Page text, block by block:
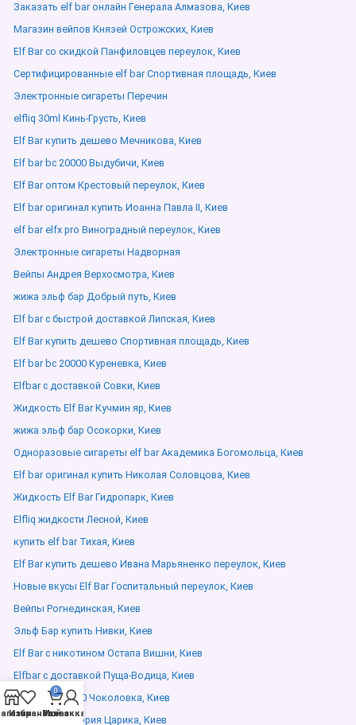
Заказать elf bar онлайн Генерала Алмазова, Киев
Магазин вейпов Князей Острожских, Киев
Elf Bar со скидкой Панфиловцев переулок, Киев
Сертифицированные elf bar Спортивная площадь, Киев
Электронные сигареты Перечин
elfliq 30ml Кинь-Грусть, Киев
Elf Bar купить дешево Мечникова, Киев
Elf bar bc 20000 Выдубичи, Киев
Elf Bar оптом Крестовый переулок, Киев
Elf bar оригинал купить Иоанна Павла ІІ, Киев
elf bar elfx pro Виноградный переулок, Киев
Электронные сигареты Надворная
Вейпы Андрея Верхосмотра, Киев
жижа эльф бар Добрый путь, Киев
Elf bar с быстрой доставкой Липская, Киев
Elf Bar купить дешево Спортивная площадь, Киев
Elf bar bc 20000 Куреневка, Киев
Elfbar с доставкой Совки, Киев
Жидкость Elf Bar Кучмин яр, Киев
жижа эльф бар Осокорки, Киев
Одноразовые сигареты elf bar Академика Богомольца, Киев
Elf bar оригинал купить Николая Соловцова, Киев
Жидкость Elf Bar Гидропарк, Киев
Elfliq жидкости Лесной, Киев
купить elf bar Тихая, Киев
Elf Bar купить дешево Ивана Марьяненко переулок, Киев
Новые вкусы Elf Bar Госпитальный переулок, Киев
Вейпы Рогнединская, Киев
Эльф Бар купить Нивки, Киев
Elf Bar с никотином Остапа Вишни, Киев
Elfbar с доставкой Пуща-Водица, Киев
Elf bar bc 20000 Чоколовка, Киев
эльф бар Григория Царика, Киев
Избранное
0
Заказ
Мой аккаунт